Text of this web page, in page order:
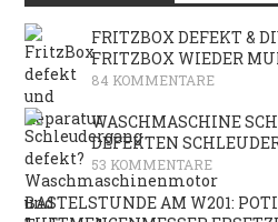
FRITZBOX DEFEKT &
FRITZBOX WIEDER
84 KOMMENTARE
WASCHMASCHINE
DEFEKTEN
53 KOMMENTARE
BASTELSTUNDE AM W201: